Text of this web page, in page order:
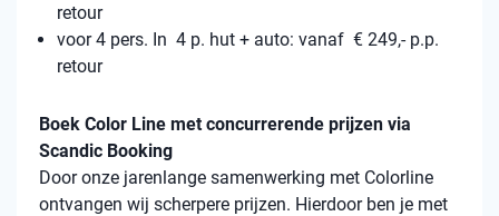
retour
voor 4 pers. In 4 p. hut + auto: vanaf € 249,- p.p.
retour
Boek Color Line met concurrerende prijzen via
Scandic Booking
Door onze jarenlange samenwerking met Colorline
ontvangen wij scherpere prijzen. Hierdoor ben je met